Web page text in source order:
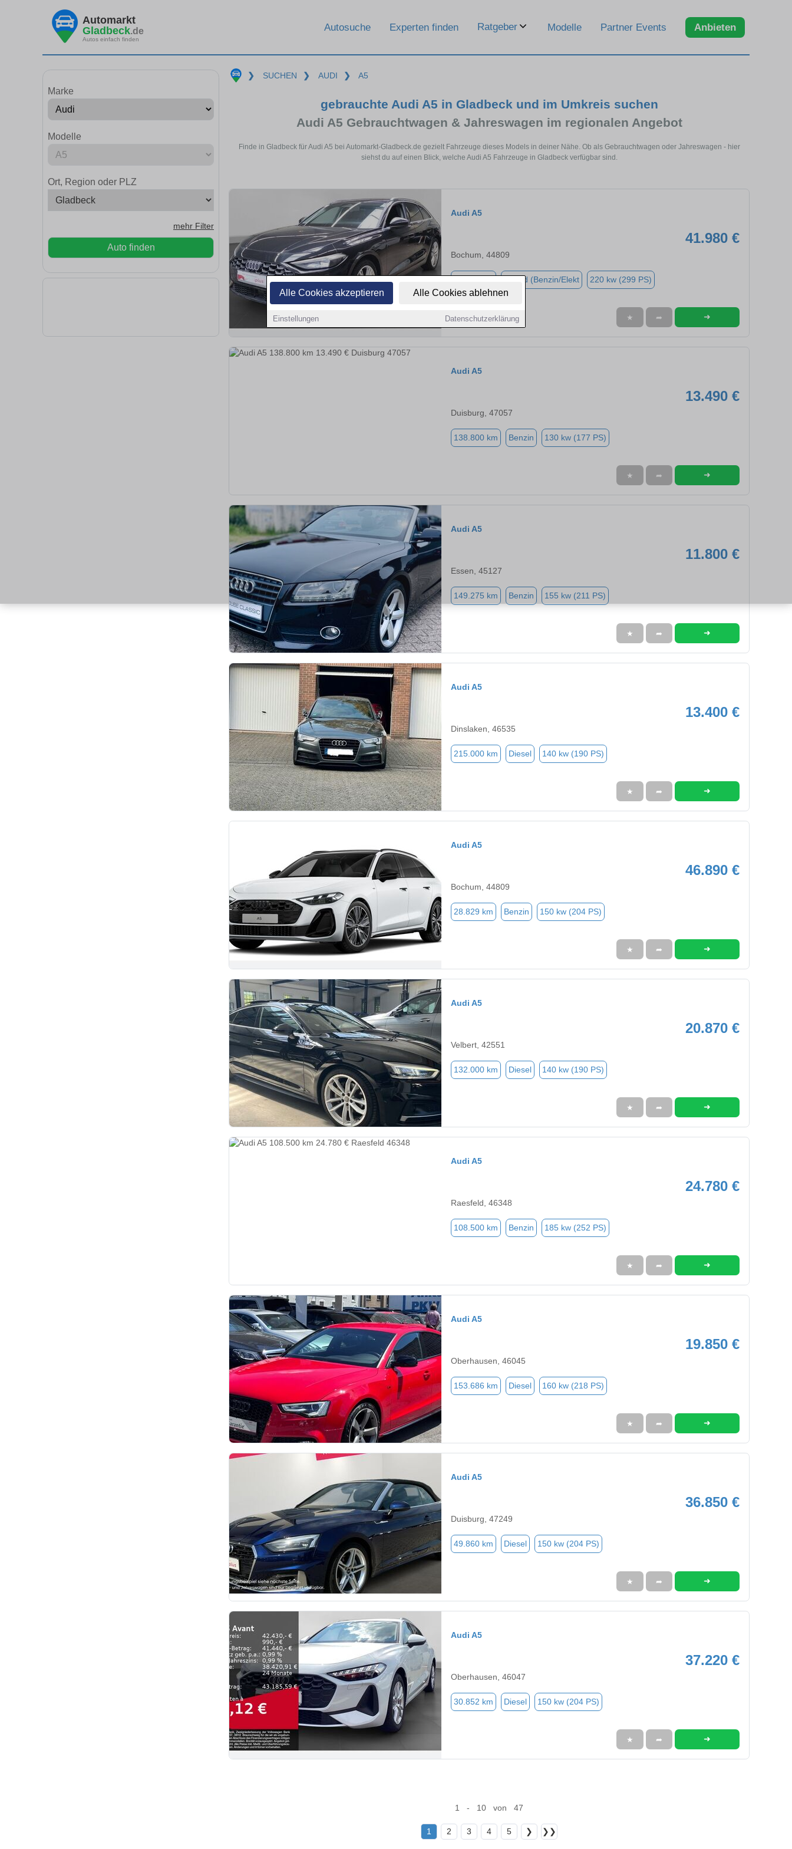
Alle Cookies akzeptieren Alle Cookies ablehnen
Einstellungen Datenschutzerklärung
Automarkt
Gladbeck.de
Autos einfach finden
Autosuche Experten finden Ratgeber Modelle Partner Events Anbieten
Marke
Modelle
Ort, Region oder PLZ
mehr Filter
Auto finden
❯ SUCHEN ❯ AUDI ❯ A5
gebrauchte Audi A5 in Gladbeck und im Umkreis suchen
Audi A5 Gebrauchtwagen & Jahreswagen im regionalen Angebot
Finde in Gladbeck für Audi A5 bei Automarkt-Gladbeck.de gezielt Fahrzeuge dieses Models in deiner Nähe. Ob als Gebrauchtwagen oder Jahreswagen - hier
siehst du auf einen Blick, welche Audi A5 Fahrzeuge in Gladbeck verfügbar sind.
Audi A5
41.980 €
Bochum, 44809
Hybrid (Benzin/Elekt 220 kw (299 PS)
★ ➦ ➜
Audi A5
13.490 €
Duisburg, 47057
138.800 km Benzin 130 kw (177 PS)
★ ➦ ➜
Audi A5
11.800 €
Essen, 45127
149.275 km Benzin 155 kw (211 PS)
★ ➦ ➜
Audi A5
13.400 €
Dinslaken, 46535
215.000 km Diesel 140 kw (190 PS)
★ ➦ ➜
Audi A5
46.890 €
Bochum, 44809
28.829 km Benzin 150 kw (204 PS)
★ ➦ ➜
Audi A5
20.870 €
Velbert, 42551
132.000 km Diesel 140 kw (190 PS)
★ ➦ ➜
Audi A5
24.780 €
Raesfeld, 46348
108.500 km Benzin 185 kw (252 PS)
★ ➦ ➜
Audi A5
19.850 €
Oberhausen, 46045
153.686 km Diesel 160 kw (218 PS)
★ ➦ ➜
Audi A5
36.850 €
Duisburg, 47249
49.860 km Diesel 150 kw (204 PS)
★ ➦ ➜
Audi A5
37.220 €
Oberhausen, 46047
30.852 km Diesel 150 kw (204 PS)
★ ➦ ➜
1 - 10 von 47
1 2 3 4 5 ❯ ❯❯